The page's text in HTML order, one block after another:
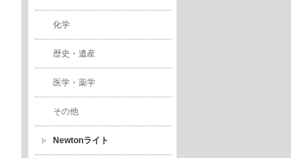
化学
歴史・遺産
医学・薬学
その他
Newtonライト